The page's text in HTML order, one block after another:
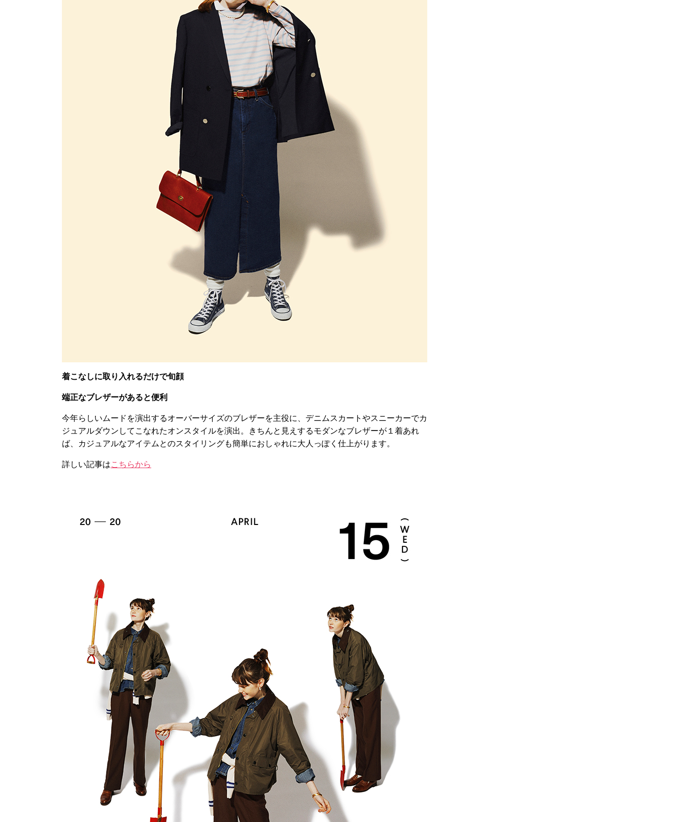
着こなしに取り入れるだけで旬顔
端正なブレザーがあると便利
今年らしいムードを演出するオーバーサイズのブレザーを主役に、デニムスカートやスニーカーでカ
ジュアルダウンしてこなれたオンスタイルを演出。きちんと見えするモダンなブレザーが１着あれ
ば、カジュアルなアイテムとのスタイリングも簡単におしゃれに大人っぽく仕上がります。
詳しい記事はこちらから